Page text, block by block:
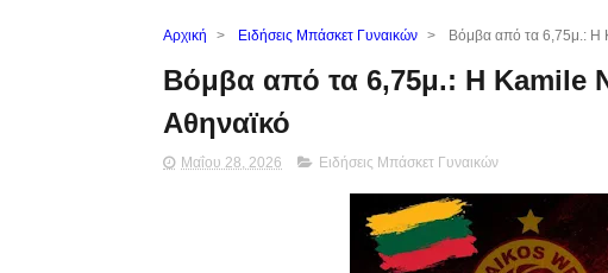
Αρχική > Ειδήσεις Μπάσκετ Γυναικών > Βόμβα από τα 6,75μ.: Η
Βόμβα από τα 6,75μ.: Η Kamile
Αθηναϊκό
Μαΐου 28, 2026 Ειδήσεις Μπάσκετ Γυναικών